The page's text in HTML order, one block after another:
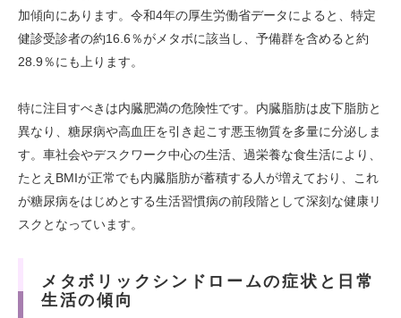
加傾向にあります。令和4年の厚生労働省データによると、特定
健診受診者の約16.6％がメタボに該当し、予備群を含めると約
28.9％にも上ります。
特に注目すべきは内臓肥満の危険性です。内臓脂肪は皮下脂肪と
異なり、糖尿病や高血圧を引き起こす悪玉物質を多量に分泌しま
す。車社会やデスクワーク中心の生活、過栄養な食生活により、
たとえBMIが正常でも内臓脂肪が蓄積する人が増えており、これ
が糖尿病をはじめとする生活習慣病の前段階として深刻な健康リ
スクとなっています。
メタボリックシンドロームの症状と日常
生活の傾向